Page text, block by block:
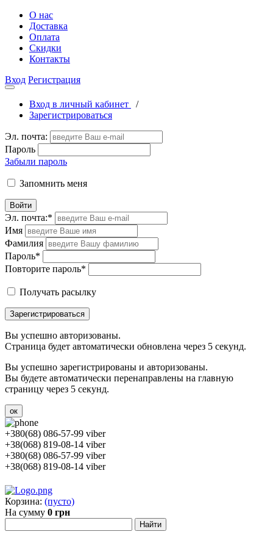
О нас
Доставка
Оплата
Скидки
Контакты
Вход Регистрация
Вход в личный кабинет
/
Зарегистрироваться
Эл. почта:
Пароль
Забыли пароль
Запомнить меня
Войти
Эл. почта:*
Имя
Фамилия
Пароль*
Повторите пароль*
Получать расылку
Зарегистрироваться
Вы успешно авторизованы.
Страница будет автоматически обновлена через 5 секунд.
Вы успешно зарегистрированы и авторизованы.
Вы будете автоматически перенаправлены на главную
страницу через 5 секунд.
ок
+380(68) 086-57-99 viber
+38(068) 819-08-14 viber
+380(68) 086-57-99 viber
+38(068) 819-08-14 viber
Корзина: (пусто)
На сумму 0 грн